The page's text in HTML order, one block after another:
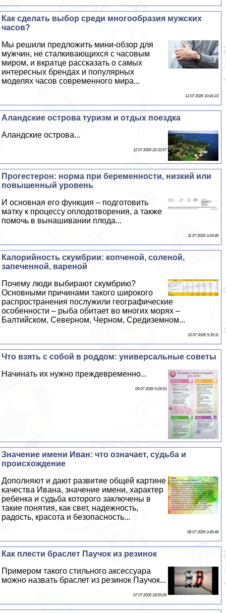
Как сделать выбор среди многообразия мужских
часов?
Мы решили предложить мини-обзор для
мужчин, не сталкивающихся с часовым
миром, и вкратце рассказать о самых
интересных брендах и популярных
моделях часов современного мира...
13 07 2026 10:41:23
Аландские острова туризм и отдых поездка
Аландские острова...
12 07 2026 22:33:57
Прогестерон: норма при беременности, низкий или
повышенный уровень
И основная его функция – подготовить
матку к процессу оплодотворения, а также
помочь в вынашивании плода...
11 07 2026 3:24:46
Калорийность скумбрии: копченой, соленой,
запеченной, вареной
Почему люди выбирают скумбрию?
Основными причинами такого широкого
распространения послужили географические
особенности – рыба обитает во многих морях –
Балтийском, Северном, Черном, Средиземном...
10 07 2026 5:35:11
Что взять с собой в роддом: универсальные советы
Начинать их нужно преждевременно...
09 07 2026 5:29:53
Значение имени Иван: что означает, судьба и
происхождение
Дополняют и дают развитие общей картине
качества Ивана, значение имени, хаpaктер
ребенка и судьба которого заключены в
такие понятия, как свет, надежность,
радость, красота и безопасность...
08 07 2026 3:45:48
Как плести браслет Паучок из резинок
Примером такого стильного аксессуара
можно назвать браслет из резинок Паучок...
07 07 2026 18:55:26